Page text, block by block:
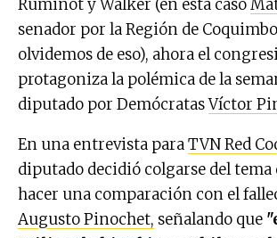
Ruminot y Walker (en esta caso
senador por la Región de
olvidemos de eso), ahora el
protagoniza la polémica de la
diputado por DemócratasVíctor
En una entrevista paraTVN Red
diputado decidió colgarse del tema
hacer una comparación con el
Augusto Pinochet, señalando que